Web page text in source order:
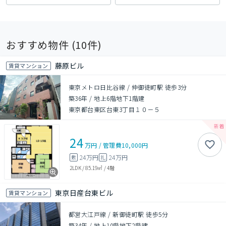
おすすめ物件 (10件)
賃貸マンション 藤原ビル
東京メトロ日比谷線 / 仲御徒町駅 徒歩3分
築36年 /地上6階地下1階建
東京都台東区台東3丁目１０－５
24万円 /管理費10,000円
敷 24万円 礼 24万円
2LDK/85.19㎡ /4階
賃貸マンション 東京日産台東ビル
都営大江戸線 / 新御徒町駅 徒歩5分